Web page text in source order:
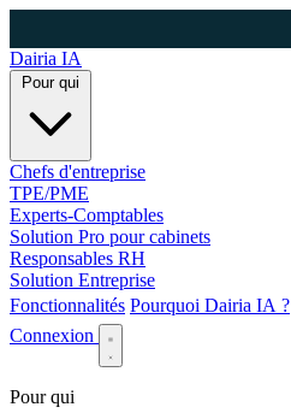
Dairia IA
Chefs d'entreprise
TPE/PME
Experts-Comptables
Solution Pro pour cabinets
Responsables RH
Solution Entreprise
Fonctionnalités Pourquoi Dairia IA ?
Connexion
Pour qui